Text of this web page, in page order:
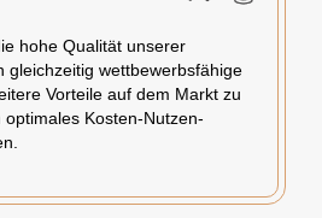
hohe Qualität unserer
gleichzeitig wettbewerbsfähige
Vorteile auf dem Markt zu
Kosten-Nutzen-